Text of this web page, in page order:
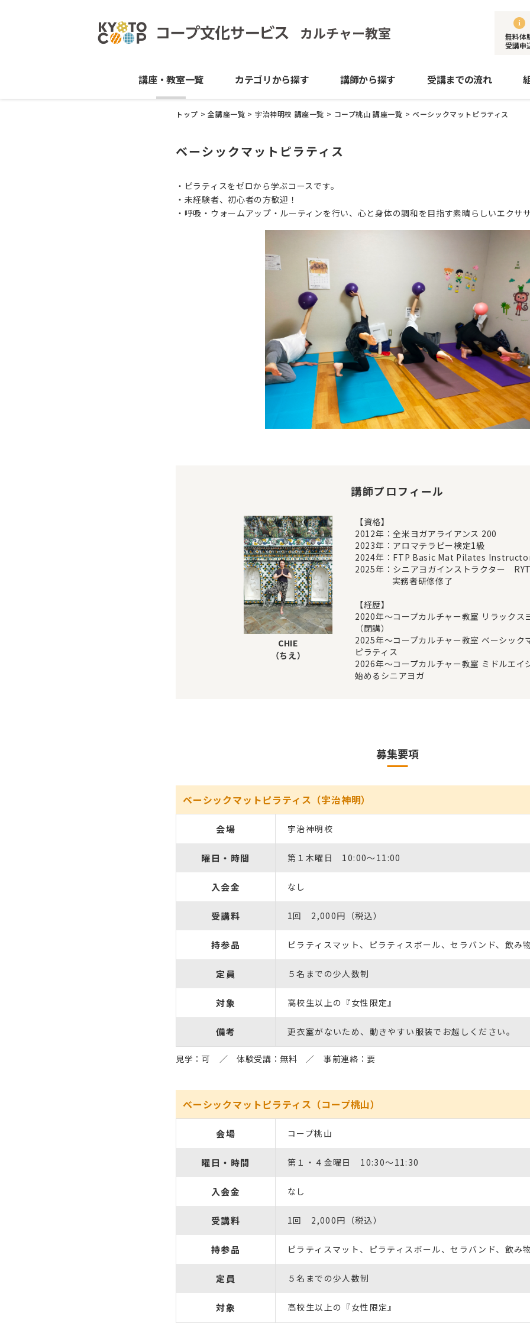
無料体
受講申
講座・教室一覧 カテゴリから探す 講師から探す 受講までの流れ
トップ > 全講座一覧 > 宇治神明校 講座一覧 > コープ桃山 講座一覧 > ベーシックマットピラティス
ベーシックマットピラティス
・ピラティスをゼロから学ぶコースです。
・未経験者、初心者の方歓迎！
・呼吸・ウォームアップ・ルーティンを行い、心と身体の調和を目指す素晴らしいエクサ
講師プロフィール
CHIE
（ちえ）
【資格】
2012年：全米ヨガアライアンス 200
2023年：アロマテラピー検定1級
2024年：FTP Basic Mat Pilates
2025年：シニアヨガインストラクター
実務者研修修了
【経歴】
2020年～コープカルチャー教室 リラックス
（閉講）
2025年～コープカルチャー教室 ベーシック
ピラティス
2026年～コープカルチャー教室 ミドルエイ
始めるシニアヨガ
募集要項
ベーシックマットピラティス（宇治神明）
会場 宇治神明校
曜日・時間 第１木曜日 10:00～11:00
入会金 なし
受講料 1回 2,000円（税込）
持参品 ピラティスマット、ピラティスボール、セラバンド、飲み
定員 ５名までの少人数制
対象 高校生以上の『女性限定』
備考 更衣室がないため、動きやすい服装でお越しください。
見学：可 ／ 体験受講：無料 ／ 事前連絡：要
ベーシックマットピラティス（コープ桃山）
会場 コープ桃山
曜日・時間 第１・４金曜日 10:30～11:30
入会金 なし
受講料 1回 2,000円（税込）
持参品 ピラティスマット、ピラティスボール、セラバンド、飲み
定員 ５名までの少人数制
対象 高校生以上の『女性限定』